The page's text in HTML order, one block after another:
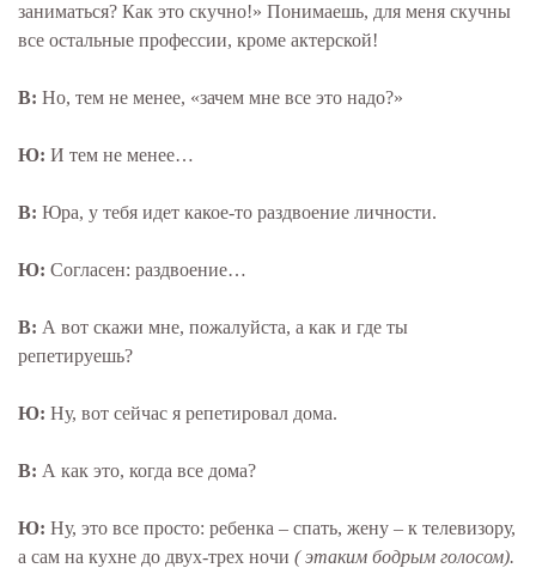
заниматься? Как это скучно!» Понимаешь, для меня скучны
все остальные профессии, кроме актерской!
В: Но, тем не менее, «зачем мне все это надо?»
Ю: И тем не менее…
В: Юра, у тебя идет какое-то раздвоение личности.
Ю: Согласен: раздвоение…
В: А вот скажи мне, пожалуйста, а как и где ты
репетируешь?
Ю: Ну, вот сейчас я репетировал дома.
В: А как это, когда все дома?
Ю: Ну, это все просто: ребенка – спать, жену – к телевизору,
а сам на кухне до двух-трех ночи ( этаким бодрым голосом).